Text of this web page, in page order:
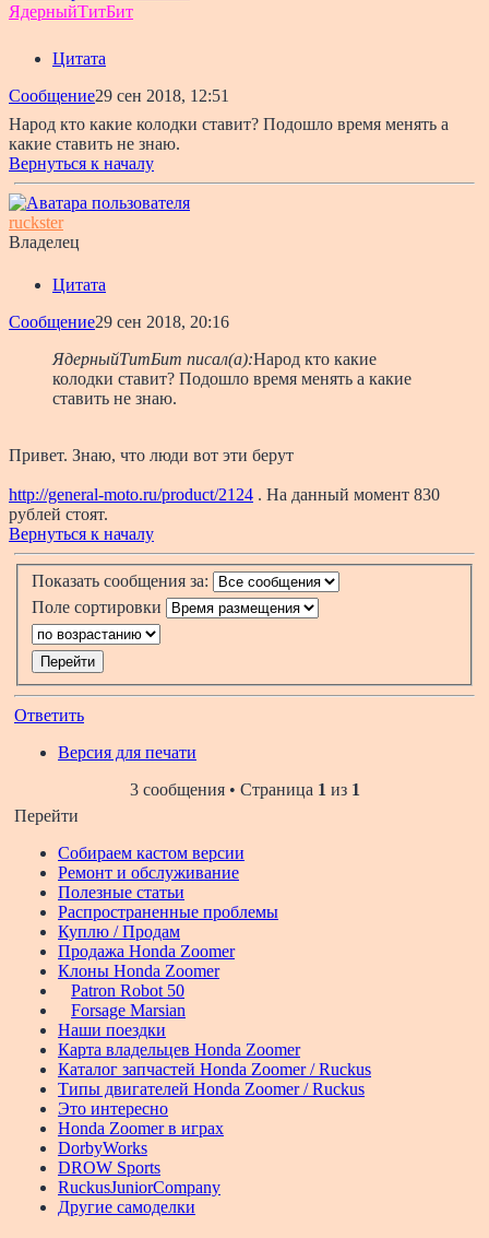
ЯдерныйТитБит
Цитата
Сообщение29 сен 2018, 12:51
Народ кто какие колодки ставит? Подошло время менять а
какие ставить не знаю.
Вернуться к началу
ruckster
Владелец
Цитата
Сообщение29 сен 2018, 20:16
ЯдерныйТитБит писал(а):Народ кто какие
колодки ставит? Подошло время менять а какие
ставить не знаю.
Привет. Знаю, что люди вот эти берут
http://general-moto.ru/product/2124 . На данный момент 830
рублей стоят.
Вернуться к началу
Показать сообщения за:
Поле сортировки
Ответить
Версия для печати
3 сообщения • Страница 1 из 1
Перейти
Собираем кастом версии
Ремонт и обслуживание
Полезные статьи
Распространенные проблемы
Куплю / Продам
Продажа Honda Zoomer
Клоны Honda Zoomer
Patron Robot 50
Forsage Marsian
Наши поездки
Карта владельцев Honda Zoomer
Каталог запчастей Honda Zoomer / Ruckus
Типы двигателей Honda Zoomer / Ruckus
Это интересно
Honda Zoomer в играх
DorbyWorks
DROW Sports
RuckusJuniorCompany
Другие самоделки